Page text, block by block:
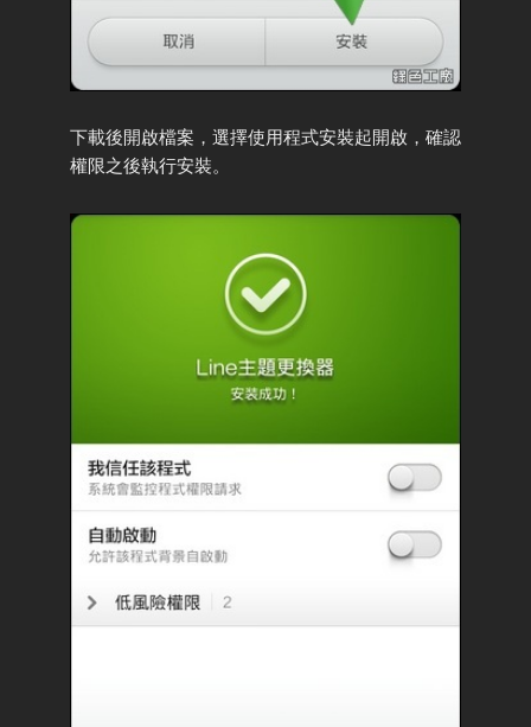
下載後開啟檔案，選擇使用程式安裝起開啟，確認
權限之後執行安裝。